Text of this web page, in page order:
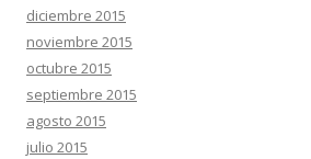
diciembre 2015
noviembre 2015
octubre 2015
septiembre 2015
agosto 2015
julio 2015